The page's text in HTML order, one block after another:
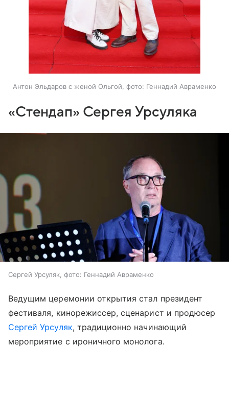
Антон Эльдаров с женой Ольгой, фото: Геннадий Авраменко
«Стендап» Сергея Урсуляка
Сергей Урсуляк, фото: Геннадий Авраменко
Ведущим церемонии открытия стал президент
фестиваля, кинорежиссер, сценарист и продюсер
Сергей Урсуляк, традиционно начинающий
мероприятие с ироничного монолога.